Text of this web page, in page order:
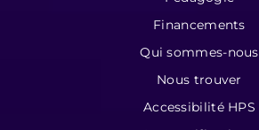
Financements
Qui sommes-nous
Nous trouver
Accessibilité HPS